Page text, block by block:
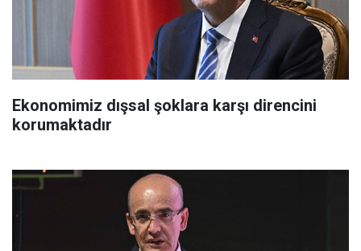
Ekonomimiz dışsal şoklara karşı direncini
korumaktadır